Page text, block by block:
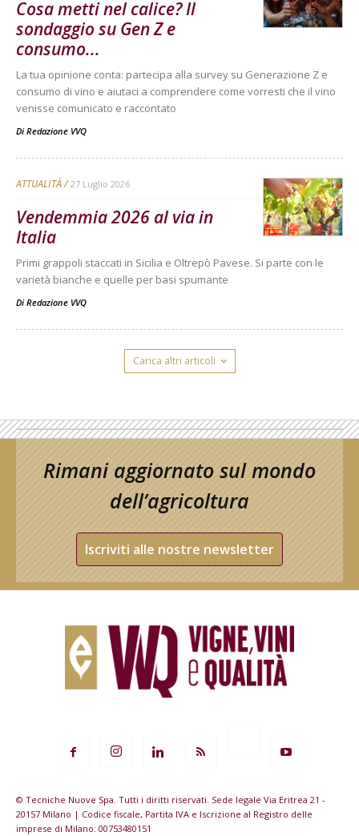
Cosa metti nel calice? Il
sondaggio su Gen Z e
consumo...
La tua opinione conta: partecipa alla survey su Generazione Z e
consumo di vino e aiutaci a comprendere come vorresti che il vino
venisse comunicato e raccontato
Di Redazione VVQ
ATTUALITÀ 27 Luglio 2026
Vendemmia 2026 al via in
Italia
Primi grappoli staccati in Sicilia e Oltrepò Pavese. Si parte con le
varietà bianche e quelle per basi spumante
Di Redazione VVQ
Carica altri articoli
Rimani aggiornato sul mondo
dell’agricoltura
Iscriviti alle nostre newsletter
© Tecniche Nuove Spa. Tutti i diritti riservati. Sede legale Via Eritrea 21 -
20157 Milano | Codice fiscale, Partita IVA e Iscrizione al Registro delle
imprese di Milano: 00753480151